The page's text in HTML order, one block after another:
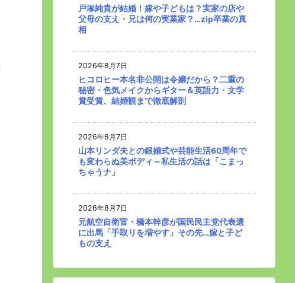
戸塚純貴が結婚！嫁や子どもは？実家の店や
父母の支え・兄は何の実業家？…zip卒業の真
相
2026年8月7日
ヒコロヒー本名非公開は令嬢だから？二重の
秘密・色気メイクからギター＆英語力・文学
賞受賞、結婚観まで徹底解剖
2026年8月7日
山本リンダ夫との銀婚式や芸能生活60周年で
も変わらぬ美ボディ～私生活の話は「こまっ
ちゃうナ」
2026年8月7日
元航空自衛官・橋本幹彦が国民民主党代表選
に出馬「手取りを増やす」その先…嫁と子ど
もの支え